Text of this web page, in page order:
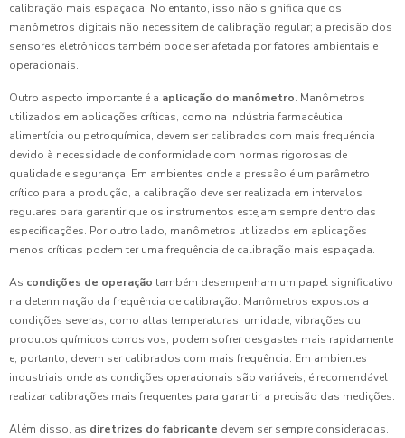
calibração mais espaçada. No entanto, isso não significa que os
manômetros digitais não necessitem de calibração regular; a precisão dos
sensores eletrônicos também pode ser afetada por fatores ambientais e
operacionais.
Outro aspecto importante é a aplicação do manômetro. Manômetros
utilizados em aplicações críticas, como na indústria farmacêutica,
alimentícia ou petroquímica, devem ser calibrados com mais frequência
devido à necessidade de conformidade com normas rigorosas de
qualidade e segurança. Em ambientes onde a pressão é um parâmetro
crítico para a produção, a calibração deve ser realizada em intervalos
regulares para garantir que os instrumentos estejam sempre dentro das
especificações. Por outro lado, manômetros utilizados em aplicações
menos críticas podem ter uma frequência de calibração mais espaçada.
As condições de operação também desempenham um papel significativo
na determinação da frequência de calibração. Manômetros expostos a
condições severas, como altas temperaturas, umidade, vibrações ou
produtos químicos corrosivos, podem sofrer desgastes mais rapidamente
e, portanto, devem ser calibrados com mais frequência. Em ambientes
industriais onde as condições operacionais são variáveis, é recomendável
realizar calibrações mais frequentes para garantir a precisão das medições.
Além disso, as diretrizes do fabricante devem ser sempre consideradas.